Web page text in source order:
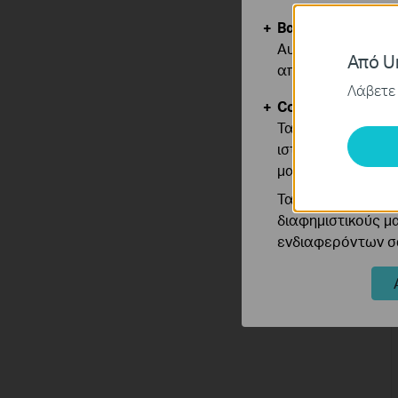
Από
Λάβετε
Βασικά Cookies
Αυτά τα cookie
Cookies
Τα cookie
ιστότοπό μας
μας.
Τα διαφημιστικά
διαφημιστικούς
ενδιαφερόντων